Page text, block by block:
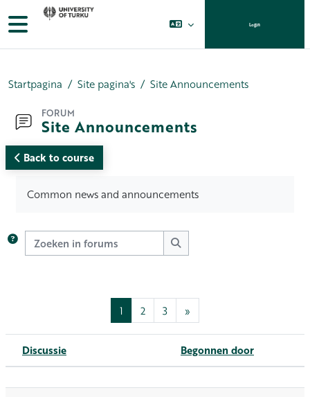
Ga naar hoofdinhoud
Zijpaneel Login
Startpagina Site pagina's Site Announcements
FORUM
Site Announcements
Back to course
Common news and announcements
Zoeken in forums
Zoeken in forums
1 Pagina 1
2Pagina 2
3Pagina 3
»
Status
Discussie Begonnen door